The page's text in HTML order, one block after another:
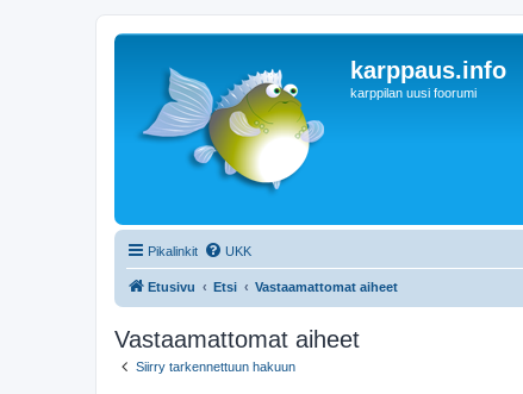
karppaus.info
karppilan uusi foorumi
Pikalinkit UKK
Etusivu Etsi Vastaamattomat aiheet
Vastaamattomat aiheet
Siirry tarkennettuun hakuun